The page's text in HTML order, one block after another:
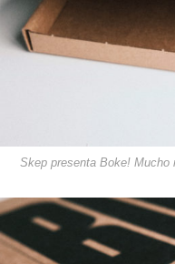
Skep presenta Boke! Mucho